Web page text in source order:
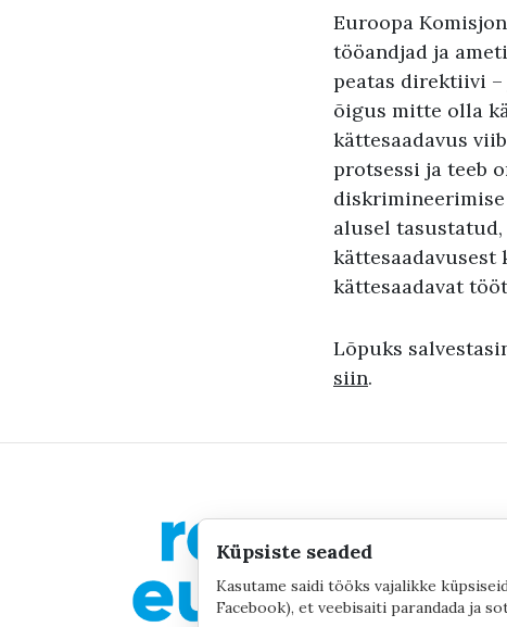
Euroopa
tööandjad ja
peatas direktiivi –
õigus mitte olla
kättesaadavus
protsessi ja teeb
diskrimineerimise
alusel
kättesaadavusest
kättesaadavat
Lõpuks
siin.
Küpsiste seaded
Kasutame saidi tööks vajalikke
Facebook), et veebisaiti parandada ja